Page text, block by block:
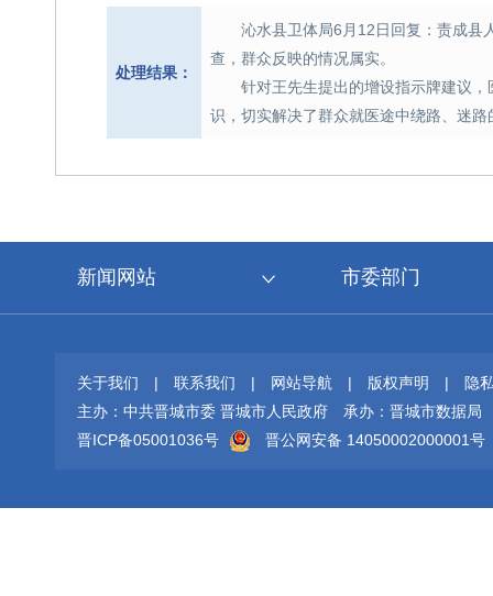
处理结果：
沁水县卫体局6月12日回复：责成县
查，群众反映的情况属实。
针对王先生提出的增设指示牌建议
识，切实解决了群众就医途中绕路、迷
新闻网站 市委部门
关于我们 | 联系我们 | 网站导航 | 版权声明 |
隐
主办：中共晋城市委 晋城市人民政府
承办：晋城市数据局
晋ICP备05001036号
晋公网安备 14050002000001号